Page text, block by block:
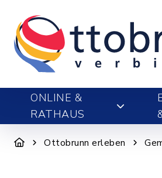
ONLINE &
RATHAUS
Ottobrunn erleben